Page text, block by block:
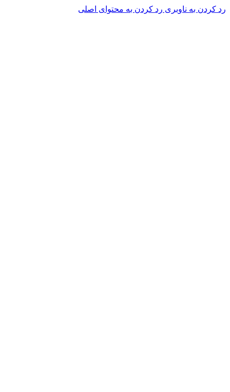
رد کردن به ناوبری رد کردن به محتوای اصلی